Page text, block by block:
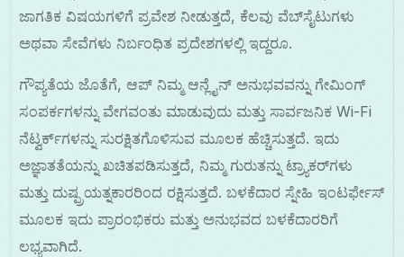
ಜಾಗತಿಕ ವಿಷಯಗಳಿಗೆ ಪ್ರವೇಶ ನೀಡುತ್ತದೆ, ಕೆಲವು ವೆಬ್‌ಸೈಟುಗಳು
ಅಥವಾ ಸೇವೆಗಳು ನಿರ್ಬಂಧಿತ ಪ್ರದೇಶಗಳಲ್ಲಿ ಇದ್ದರೂ.
ಗೌಪ್ಯತೆಯ ಜೊತೆಗೆ, ಆಪ್ ನಿಮ್ಮ ಆನ್ಲೈನ್ ಅನುಭವವನ್ನು ಗೇಮಿಂಗ್
ಸಂಪರ್ಕಗಳನ್ನು ವೇಗವಂತು ಮಾಡುವುದು ಮತ್ತು ಸಾರ್ವಜನಿಕ Wi-Fi
ನೆಟ್ವರ್ಕ್‌ಗಳನ್ನು ಸುರಕ್ಷಿತಗೊಳಿಸುವ ಮೂಲಕ ಹೆಚ್ಚಿಸುತ್ತದೆ. ಇದು
ಅಜ್ಞಾತತೆಯನ್ನು ಖಚಿತಪಡಿಸುತ್ತದೆ, ನಿಮ್ಮ ಗುರುತನ್ನು ಟ್ರ್ಯಾಕರ್‌ಗಳು
ಮತ್ತು ದುಷ್ಪ್ರಯತ್ನಕಾರರಿಂದ ರಕ್ಷಿಸುತ್ತದೆ. ಬಳಕೆದಾರ ಸ್ನೇಹಿ ಇಂಟರ್ಫೇಸ್
ಮೂಲಕ ಇದು ಪ್ರಾರಂಭಿಕರು ಮತ್ತು ಅನುಭವದ ಬಳಕೆದಾರರಿಗೆ
ಲಭ್ಯವಾಗಿದೆ.